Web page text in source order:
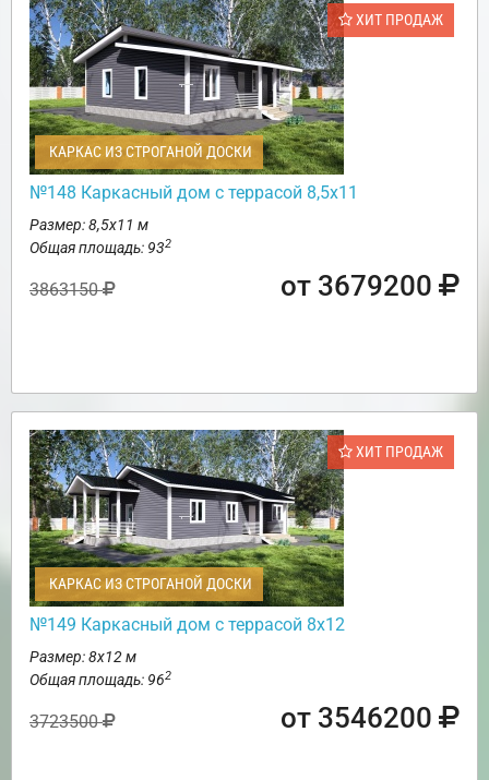
ХИТ ПРОДАЖ
КАРКАС ИЗ СТРОГАНОЙ ДОСКИ
№148 Каркасный дом с террасой 8,5х11
Размер: 8,5х11 м
Общая площадь: 932
3863150 от 3679200
ХИТ ПРОДАЖ
КАРКАС ИЗ СТРОГАНОЙ ДОСКИ
№149 Каркасный дом с террасой 8х12
Размер: 8х12 м
Общая площадь: 962
3723500 от 3546200